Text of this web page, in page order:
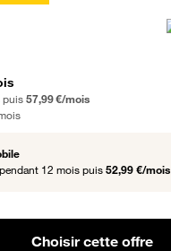
Fibre
puis 57,99 €/mois
pendant 12 mois puis 52,99 €/mois
Choisir cette offre